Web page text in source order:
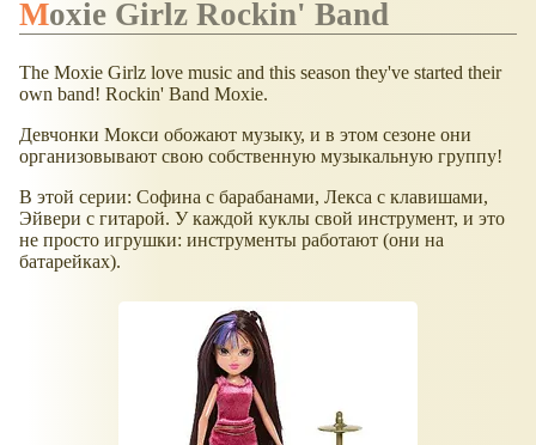
Moxie Girlz Rockin' Band
The Moxie Girlz love music and this season they've started their
own band! Rockin' Band Moxie.
Девчонки Мокси обожают музыку, и в этом сезоне они
организовывают свою собственную музыкальную группу!
В этой серии: Софина с барабанами, Лекса с клавишами,
Эйвери с гитарой. У каждой куклы свой инструмент, и это
не просто игрушки: инструменты работают (они на
батарейках).